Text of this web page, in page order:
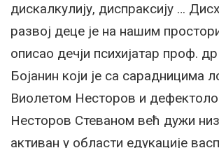
дискалкулију, диспраксију …
развој деце је на нашим
описао дечји психијатар проф.
Бојанин који је са сарадницима
Виолетом Несторов и
Несторов Стеваном већ дужи
активан у области едукације